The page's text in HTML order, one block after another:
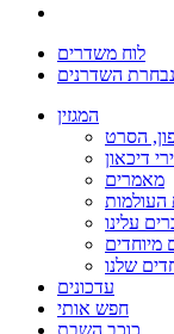
לוח משדרים
נבחרת השדרנים
המגזין
הסרט
דיכאון
מאמרים
עלינו
מיוחדים
שלנו
עדכונים
חפש אותי